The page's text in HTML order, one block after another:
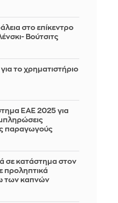
στο επίκεντρο
Βούτσιτς
το χρηματιστήριο
ΕΑΕ 2025 για
παραγωγούς
σε κατάστημα στον
προληπτικά
των καπνών